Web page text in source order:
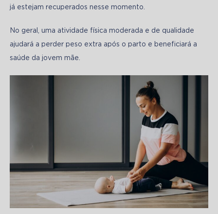
já estejam recuperados nesse momento.
No geral, uma atividade física moderada e de qualidade
ajudará a perder peso extra após o parto e beneficiará a
saúde da jovem mãe.